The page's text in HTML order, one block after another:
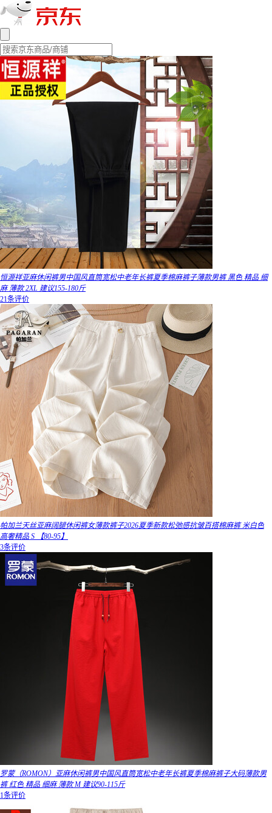
恒源祥亚麻休闲裤男中国风直筒宽松中老年长裤夏季棉麻裤子薄款男裤 黑色 精品 细
麻 薄款 2XL 建议155-180斤
21条评价
帕加兰天丝亚麻阔腿休闲裤女薄款裤子2026夏季新款松弛感抗皱百搭棉麻裤 米白色
高奢精品 S 【80-95】
3条评价
罗蒙（ROMON）亚麻休闲裤男中国风直筒宽松中老年长裤夏季棉麻裤子大码薄款男
裤 红色 精品 细麻 薄款 M 建议90-115斤
1条评价